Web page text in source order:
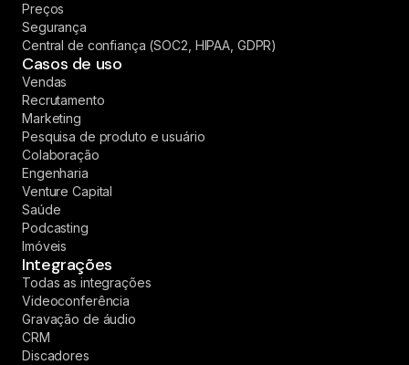
Preços
Segurança
Central de confiança (SOC2, HIPAA, GDPR)
Casos de uso
Vendas
Recrutamento
Marketing
Pesquisa de produto e usuário
Colaboração
Engenharia
Venture Capital
Saúde
Podcasting
Imóveis
Integrações
Todas as integrações
Videoconferência
Gravação de áudio
CRM
Discadores